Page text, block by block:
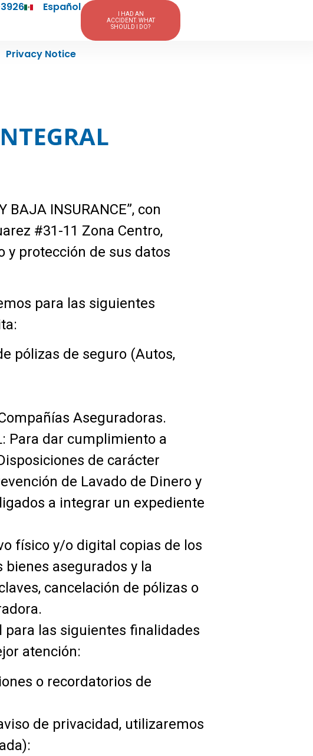
Español
I HAD AN
ACCIDENT. WHAT
SHOULD I DO?
Privacy Notice
INSURANCE”, con
#31-11 Zona Centro,
y protección de sus datos
para las siguientes
pólizas de seguro (Autos,
Aseguradoras.
Para dar cumplimiento a
de carácter
de Lavado de Dinero y
a integrar un expediente
físico y/o digital copias de los
asegurados y la
cancelación de pólizas o
las siguientes finalidades
atención:
o recordatorios de
de privacidad, utilizaremos